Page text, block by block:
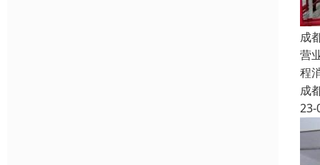
成
营
程
成
23-